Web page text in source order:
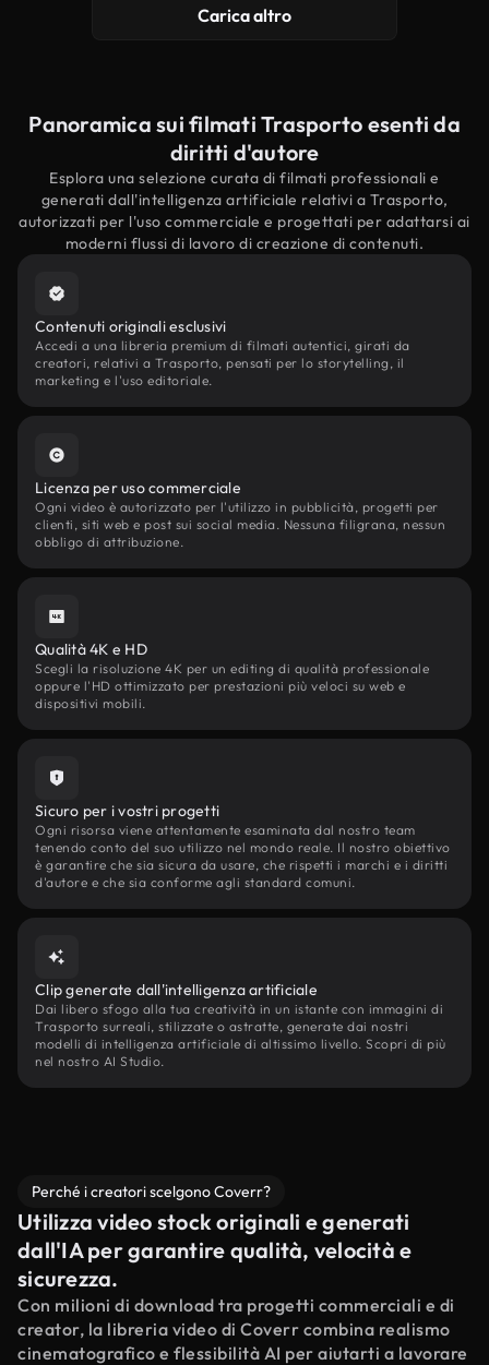
Carica altro
Panoramica sui filmati Trasporto esenti da
diritti d'autore
Esplora una selezione curata di filmati professionali e
generati dall'intelligenza artificiale relativi a Trasporto,
autorizzati per l'uso commerciale e progettati per adattarsi ai
moderni flussi di lavoro di creazione di contenuti.
Contenuti originali esclusivi
Accedi a una libreria premium di filmati autentici, girati da
creatori, relativi a Trasporto, pensati per lo storytelling, il
marketing e l'uso editoriale.
Licenza per uso commerciale
Ogni video è autorizzato per l'utilizzo in pubblicità, progetti per
clienti, siti web e post sui social media. Nessuna filigrana, nessun
obbligo di attribuzione.
Qualità 4K e HD
Scegli la risoluzione 4K per un editing di qualità professionale
oppure l'HD ottimizzato per prestazioni più veloci su web e
dispositivi mobili.
Sicuro per i vostri progetti
Ogni risorsa viene attentamente esaminata dal nostro team
tenendo conto del suo utilizzo nel mondo reale. Il nostro obiettivo
è garantire che sia sicura da usare, che rispetti i marchi e i diritti
d'autore e che sia conforme agli standard comuni.
Clip generate dall'intelligenza artificiale
Dai libero sfogo alla tua creatività in un istante con immagini di
Trasporto surreali, stilizzate o astratte, generate dai nostri
modelli di intelligenza artificiale di altissimo livello. Scopri di più
nel nostro AI Studio.
Perché i creatori scelgono Coverr?
Utilizza video stock originali e generati
dall'IA per garantire qualità, velocità e
sicurezza.
Con milioni di download tra progetti commerciali e di
creator, la libreria video di Coverr combina realismo
cinematografico e flessibilità AI per aiutarti a lavorare